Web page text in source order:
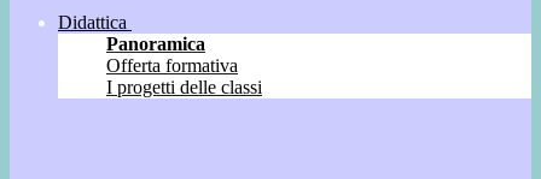
Didattica
Panoramica
Offerta formativa
I progetti delle classi